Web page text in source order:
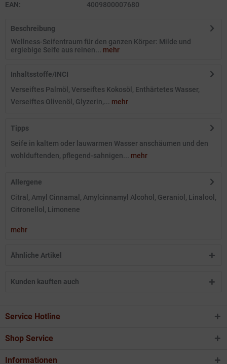
EAN:
4009800007680
Beschreibung
Wellness-Seifentraum für den ganzen Körper: Milde und
ergiebige Seife aus reinen... mehr
Inhaltsstoffe/INCI
Verseiftes Palmöl, Verseiftes Kokosöl, Enthärtetes Wasser,
Verseiftes Olivenöl, Glyzerin,... mehr
Tipps
Seife in kaltem oder lauwarmen Wasser anschäumen und den
wohlduftenden, pflegend-sahnigen... mehr
Allergene
Citral, Amyl Cinnamal, Amylcinnamyl Alcohol, Geraniol, Linalool,
Citronellol, Limonene
mehr
Ähnliche Artikel
Kunden kauften auch
Service Hotline
Shop Service
Informationen